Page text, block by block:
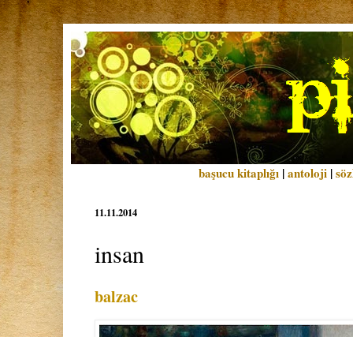
başucu kitaplığı |antoloji |
11.11.2014
insan
balzac